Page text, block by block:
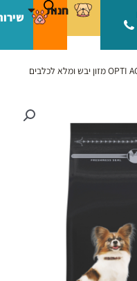
חנות
/ פרו פלאן OPTI AGE מזון יבש ומלא לכלבים